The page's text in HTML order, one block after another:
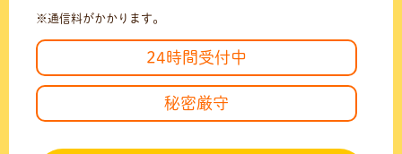
※通信料がかかります。
24時間受付中
秘密厳守